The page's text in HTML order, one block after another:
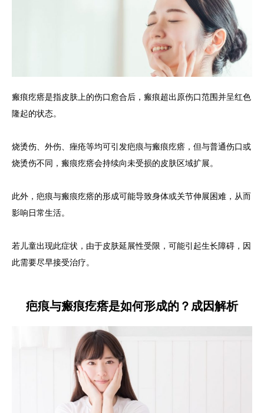
瘢痕疙瘩是指皮肤上的伤口愈合后，瘢痕超出原伤口范围并呈红色
隆起的状态。
烧烫伤、外伤、痤疮等均可引发疤痕与瘢痕疙瘩，但与普通伤口或
烧烫伤不同，瘢痕疙瘩会持续向未受损的皮肤区域扩展。
此外，疤痕与瘢痕疙瘩的形成可能导致身体或关节伸展困难，从而
影响日常生活。
若儿童出现此症状，由于皮肤延展性受限，可能引起生长障碍，因
此需要尽早接受治疗。
疤痕与瘢痕疙瘩是如何形成的？成因解析